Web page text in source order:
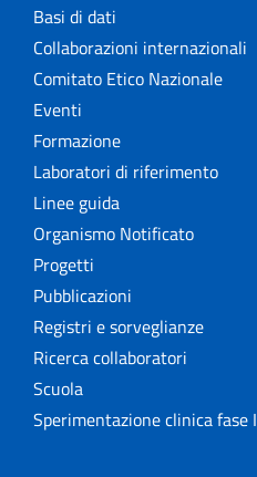
Basi di dati
Collaborazioni internazionali
Comitato Etico Nazionale
Eventi
Formazione
Laboratori di riferimento
Linee guida
Organismo Notificato
Progetti
Pubblicazioni
Registri e sorveglianze
Ricerca collaboratori
Scuola
Sperimentazione clinica fase I